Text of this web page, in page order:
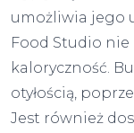
umożliwia jego
Food Studio nie
kaloryczność.
otyłością,
Jest również